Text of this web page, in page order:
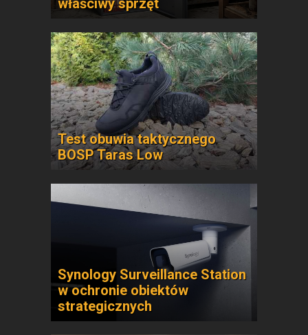
właściwy sprzęt
Test obuwia taktycznego
BOSP Taras Low
Synology Surveillance Station
w ochronie obiektów
strategicznych